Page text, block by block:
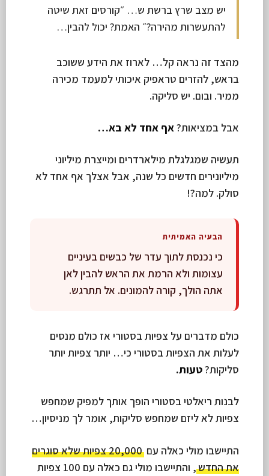
יש מצב שרץ ברשת ש… ״קורסים זאת שיטה
להתעשרות מהירה?״ האמת? יכול להבין…
מהצד זה נראה קל… לארוז את הידע ששוכב
בראש, להזרים טראפיק איכותי למעמד מכירה
ממיר. ובום. יש סליקה.
אבל במציאות?אף אחד לא בא…
תעשיה שמגלגלת מילארדרים ומייצרת מיליוני
מיליונירים חדשים כל שנה, אבל אצלך אף אחד לא
סולק. למה?!
הבעיה האמיתית
כי נכנסת לתוך עדר של כבשים בעיניים
עצומות ולא הרמת את הראש להבין לאן
אתה הולך, קורה להמונים. אל תתרגש.
כולם מדברים על צפיות בסטורי אז כולם מנסים
לעלות את הצפיות בסטורי כי… יותר צפיות יותר
סליקות?טעות.
לבנות ריאלטי בסטורי הופך אותך למפיק שמחפש
צפיות לא ליזם שמחפש סליקות, אומר לך מניסיון…
התיישבו מולי כאלה עם
20,000 צפיות שלא סוגרים
את החדש
, והתיישבו מולי גם כאלה עם 100 צפיות